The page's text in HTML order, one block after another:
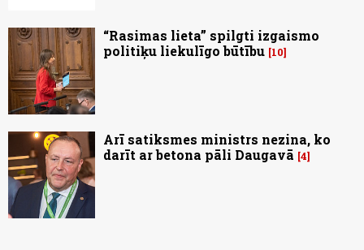
“Rasimas lieta” spilgti izgaismo
politiķu liekulīgo būtību 10
Arī satiksmes ministrs nezina, ko
darīt ar betona pāli Daugavā 4